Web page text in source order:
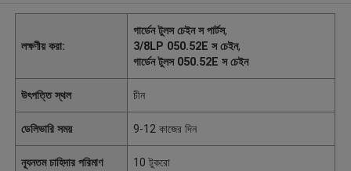
লক্ষণীয় করা:
গার্ডেন টুলস চেইন স পার্টস,
3/8LP 050.52E স চেইন,
গার্ডেন টুলস 050.52E স চেইন
উৎপত্তি স্থল চীন
ডেলিভারি সময় 9-12 কাজের দিন
ন্যূনতম চাহিদার পরিমাণ 10 টুকরো